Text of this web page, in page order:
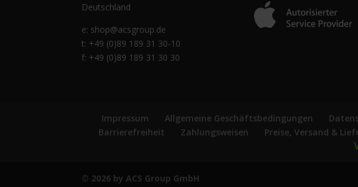
Deutschland
e: shop@acsgroup.de
t: +49 (0)89 189 31 30-10
f: +49 (0)89 189 31 30 30
Impressum Allgemeine Geschäftsbedingungen
Barrierefreiheit
Zahlungsweisen Preise, Versand &
© 2026 by ACS Group GmbH